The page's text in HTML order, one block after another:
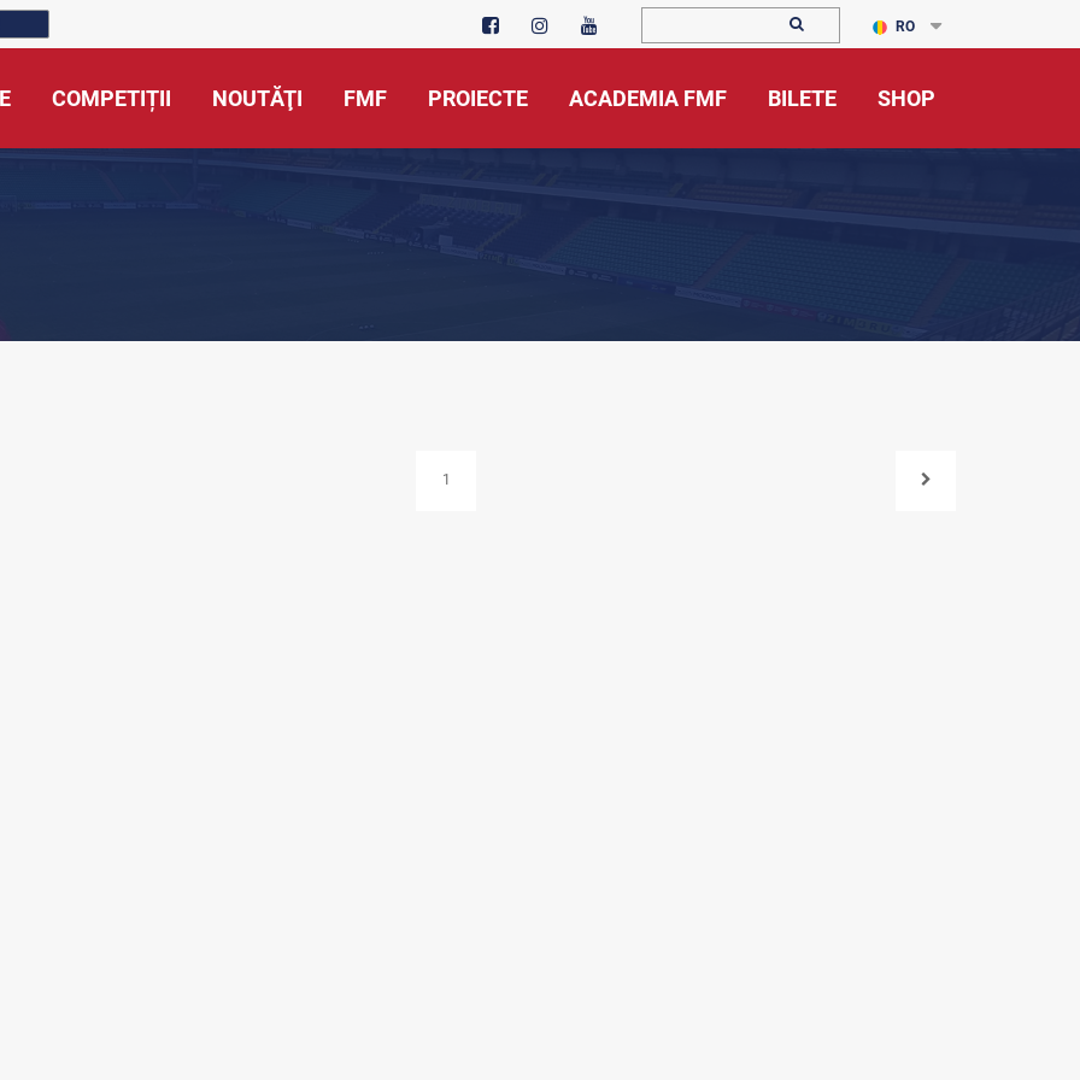
RO
COMPETIȚII NOUTĂŢI FMF PROIECTE ACADEMIA FMF BILETE SHOP
1